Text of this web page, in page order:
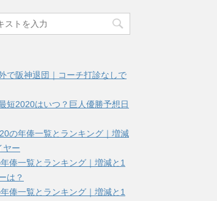
で阪神退団｜コーチ打診なしで
短2020はいつ？巨人優勝予想日
の年俸一覧とランキング｜増減
ヤー
俸一覧とランキング｜増減と1
は？
俸一覧とランキング｜増減と1